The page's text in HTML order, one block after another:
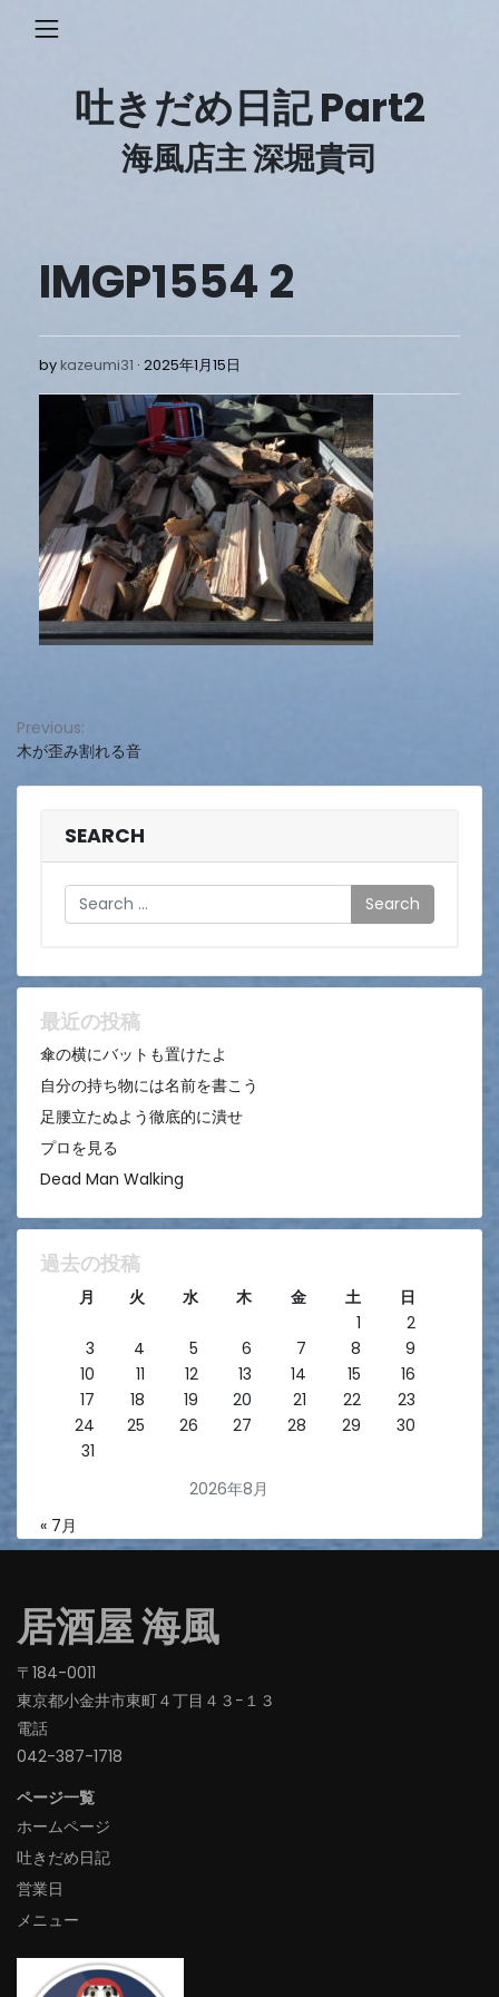
吐きだめ日記 Part2
海風店主 深堀貴司
IMGP1554 2
bykazeumi31 2025年1月15日
1
月
15
日
投
稿
ョ
ン
Previous:
木が歪み割れる音
SEARCH
Search
最近の投稿
傘の横にバットも置けたよ
自分の持ち物には名前を書こう
足腰立たぬよう徹底的に潰せ
プロを見る
Dead Man Walking
過去の投稿
2026年8月
月 火 水 木 金 土
日
1
2
3
4 5 6 7 8
9
10
11 12 13 14 15
16
17
18 19 20 21 22
23
24
25 26 27 28 29
30
31
« 7月
居酒屋 海風
〒184-0011
東京都小金井市東町４丁目４３−１３
電話
042-387-1718‬
ページ一覧
ホームページ
吐きだめ日記
営業日
メニュー